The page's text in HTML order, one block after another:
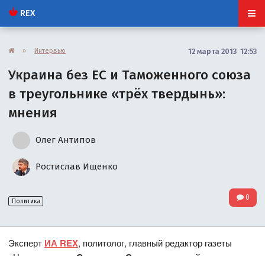
REX
» Интервью 12 марта 2013 12:53
Украина без ЕС и Таможенного союза
в треугольнике «трёх твердынь»:
мнения
Олег Антипов
Ростислав Ищенко
Политика 0
Эксперт ИА REX, политолог, главный редактор газеты